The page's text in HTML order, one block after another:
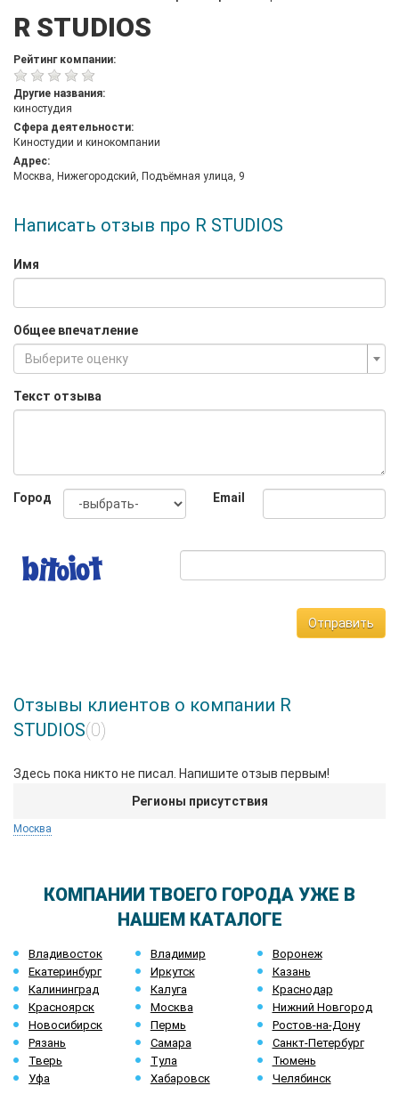
R STUDIOS
Рейтинг компании:
Другие названия:
киностудия
Сфера деятельности:
Киностудии и кинокомпании
Адрес:
Москва, Нижегородский, Подъёмная улица, 9
Написать отзыв про R STUDIOS
Имя
Общее впечатление
Выберите оценку
Текст отзыва
Город Email
Отправить
Отзывы клиентов о компании R
STUDIOS(0)
Здесь пока никто не писал. Напишите отзыв первым!
Регионы присутствия
Москва
КОМПАНИИ ТВОЕГО ГОРОДА УЖЕ В
НАШЕМ КАТАЛОГЕ
Владивосток Владимир
Воронеж
Екатеринбург
Иркутск
Казань
Калининград
Калуга
Краснодар
Красноярск
Москва
Нижний Новгород
Новосибирск
Пермь
Ростов-на-Дону
Рязань
Самара
Санкт-Петербург
Тверь
Тула
Тюмень
Уфа
Хабаровск Челябинск